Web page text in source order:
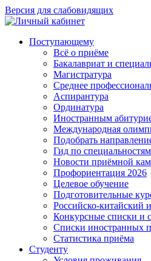
Версия для слабовидящих
Поступающему
Всё о приёме
Бакалавриат и
Магистратура
Среднее
Аспирантура
Ординатура
Иностранным
Международная
Подобрать
Гид по специальностям
Новости приёмной
Профориентация 2026
Целевое обучение
Подготовительные
Российско-китайский
Конкурсные списки и
Списки иностранных
Статистика приёма
Студенту